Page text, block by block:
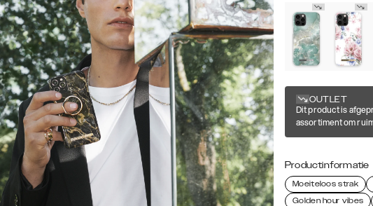
OUTLET
Dit product is
assortiment om
Productinformatie
Moeiteloos strak
Golden hour vibes